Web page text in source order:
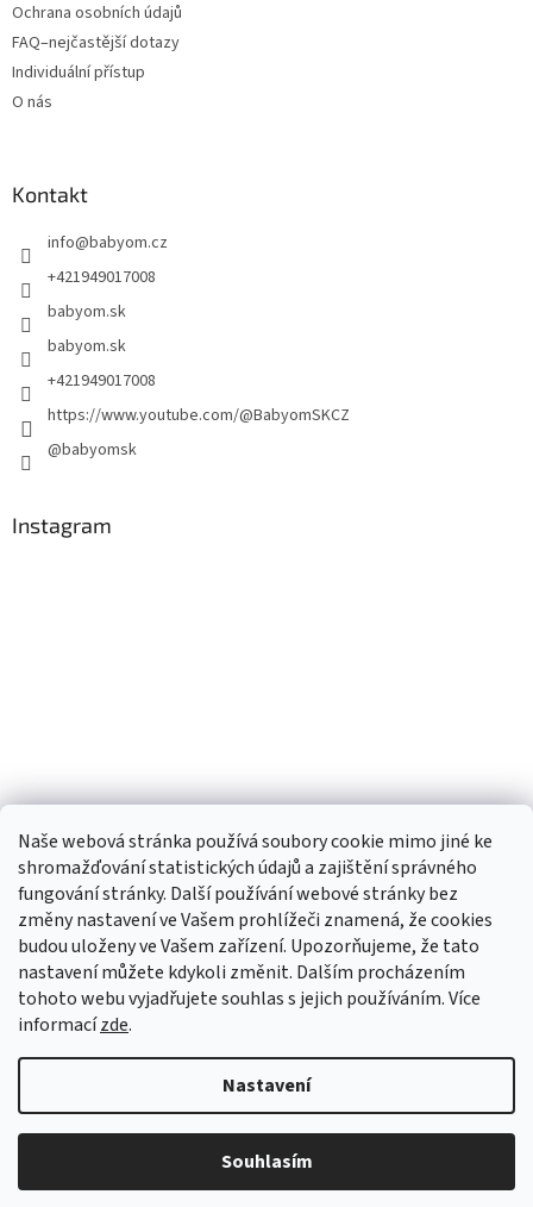
Naše webová stránka používá soubory cookie mimo jiné ke
shromažďování statistických údajů a zajištění správného
fungování stránky. Další používání webové stránky bez
změny nastavení ve Vašem prohlížeči znamená, že cookies
budou uloženy ve Vašem zařízení. Upozorňujeme, že tato
nastavení můžete kdykoli změnit. Dalším procházením
tohoto webu vyjadřujete souhlas s jejich používáním. Více
informacízde.
Nastavení
Souhlasím
Ochrana osobních údajů
FAQ–nejčastější dotazy
Individuální přístup
O nás
Kontakt
info@babyom.cz
+421949017008
babyom.sk
babyom.sk
+421949017008
https://www.youtube.com/@BabyomSKCZ
@babyomsk
Instagram
TIk Tok Instagram Facebook
Vytvořil Shoptet
Copyright 2026Babyom. Všechna práva vyhrazena.Upravit
nastavení cookies